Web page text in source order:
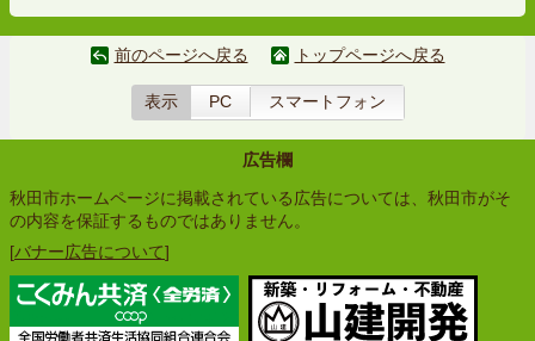
前のページへ戻る トップページへ戻る
表示 PC スマートフォン
広告欄
秋田市ホームページに掲載されている広告については、秋田市がそ
の内容を保証するものではありません。
[バナー広告について]